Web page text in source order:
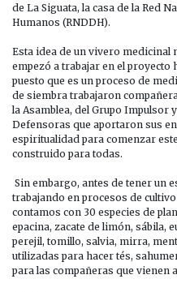
de La Siguata, la casa de la Red
Humanos (RNDDH).
Esta idea de un vivero medicinal
empezó a trabajar en el proyecto
puesto que es un proceso de
de siembra trabajaron
la Asamblea, del Grupo Impulsor
Defensoras que aportaron sus
espiritualidad para comenzar
construido para todas.
Sin embargo, antes de tener un
trabajando en procesos de
contamos con 30 especies de
epacina, zacate de limón, sábila,
perejil, tomillo, salvia, mirra,
utilizadas para hacer tés,
para las compañeras que vienen